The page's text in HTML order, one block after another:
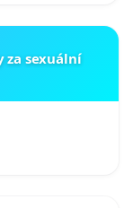
za sexuální